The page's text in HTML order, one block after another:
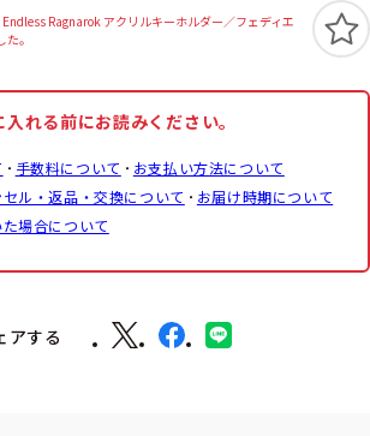
Endless Ragnarok アクリルキーホルダー／フェディエ
。
れる前にお読みください。
手数料について
お支払い方法について
ル・返品・交換について
お届け時期について
場合について
アする